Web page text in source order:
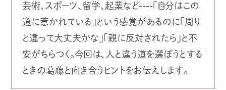
芸術、スポーツ、留学、起業など----「自分はこの
道に惹かれている」という感覚があるのに「周り
と違って大丈夫かな」「親に反対されたら」と不
安がちらつく。今回は、人と違う道を選ぼうとする
ときの葛藤と向き合うヒントをお伝えします。